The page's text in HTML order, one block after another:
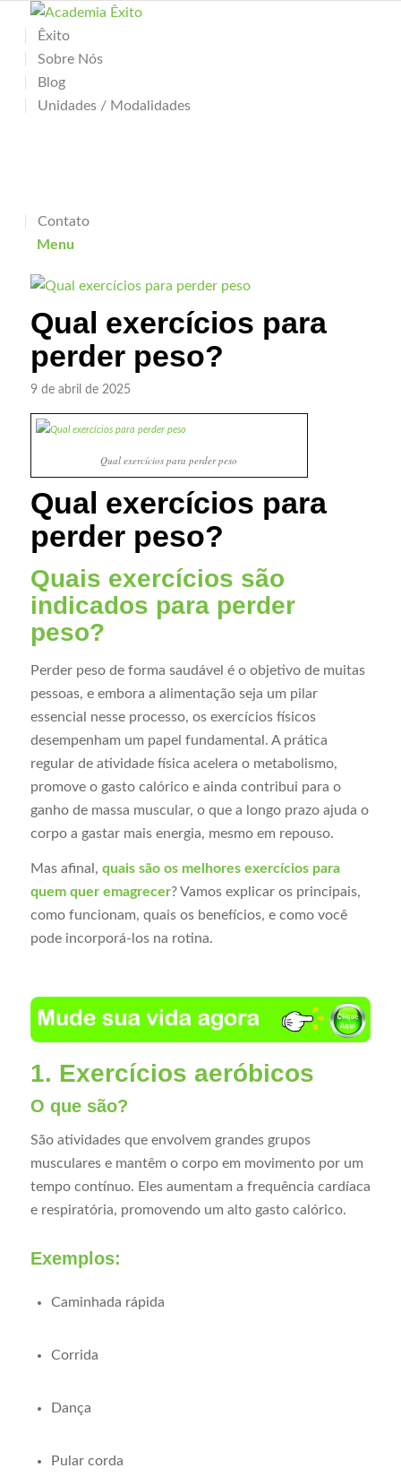
Êxito
Sobre Nós
Blog
Unidades / Modalidades
Contato
Menu
Qual exercícios para
perder peso?
9 de abril de 2025
Qual exercícios para perder peso
Qual exercícios para
perder peso?
Quais exercícios são
indicados para perder
peso?
Perder peso de forma saudável é o objetivo de muitas
pessoas, e embora a alimentação seja um pilar
essencial nesse processo, os exercícios físicos
desempenham um papel fundamental. A prática
regular de atividade física acelera o metabolismo,
promove o gasto calórico e ainda contribui para o
ganho de massa muscular, o que a longo prazo ajuda o
corpo a gastar mais energia, mesmo em repouso.
Mas afinal, quais são os melhores exercícios para
quem quer emagrecer? Vamos explicar os principais,
como funcionam, quais os benefícios, e como você
pode incorporá-los na rotina.
1. Exercícios aeróbicos
O que são?
São atividades que envolvem grandes grupos
musculares e mantêm o corpo em movimento por um
tempo contínuo. Eles aumentam a frequência cardíaca
e respiratória, promovendo um alto gasto calórico.
Exemplos:
Caminhada rápida
Corrida
Dança
Pular corda